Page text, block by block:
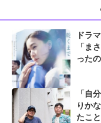
ドラ
「ま
ったの
「自
りか
たこと